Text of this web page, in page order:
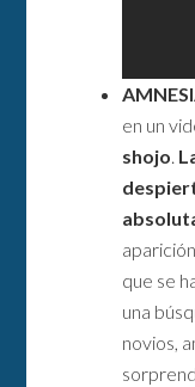
en un
shojo.
que se
una
novios,